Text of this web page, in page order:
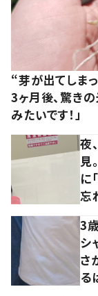
“芽が出てしま
3ヶ月後、驚きの
みたいです！」
夜
見
に
忘
3
シ
さ
る